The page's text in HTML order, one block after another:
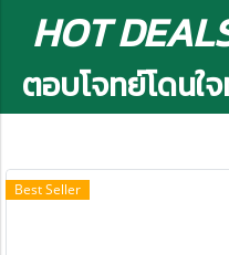
HOT
ตอบโจทย์โดนใ
Best Seller